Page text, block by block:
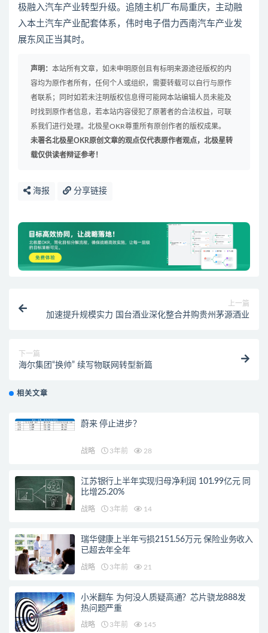
极融入汽车产业转型升级。追随主机厂布局重庆，主动融
入本土汽车产业配套体系，伟时电子借力西南汽车产业发
展东风正当其时。
声明： 本站所有文章，如未申明原创且有标明来源途径版权的内
容均为原作者所有，任何个人或组织，需要转载可以自行与原作
者联系；同时如若未注明版权信息得可能网本站编辑人员未能及
时找到原作者信息，若本站内容侵犯了原著者的合法权益，可联
系我们进行处理。北极星OKR尊重所有原创作者的版权成果。
未署名北极星OKR原创文章的观点仅代表原作者观点，北极星转
载仅供读者辩证参考！
海报 分享链接
上一篇
加速提升规模实力 国台酒业深化整合并购贵州茅源酒业
下一篇
海尔集团“换帅” 续写物联网转型新篇
相关文章
蔚来 停止进步？
战略 3年前 28
江苏银行上半年实现归母净利润 101.99亿元 同
比增25.20%
战略 3年前 14
瑞华健康上半年亏损2151.56万元 保险业务收入
已超去年全年
战略 3年前 21
小米翻车 为何没人质疑高通？芯片骁龙888发
热问题严重
战略 3年前 145